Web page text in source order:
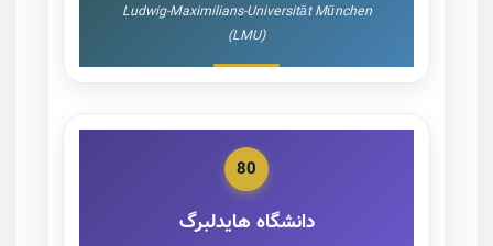
Ludwig-Maximilians-Universität München
(LMU)
80
دانشگاه هایدلبرگ